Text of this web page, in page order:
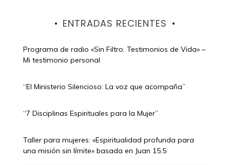
ENTRADAS RECIENTES
Programa de radio «Sin Filtro. Testimonios de Vida» –
Mi testimonio personal
“El Ministerio Silencioso: La voz que acompaña”
“7 Disciplinas Espirituales para la Mujer”
Taller para mujeres: «Espiritualidad profunda para
una misión sin límite» basada en Juan 15:5